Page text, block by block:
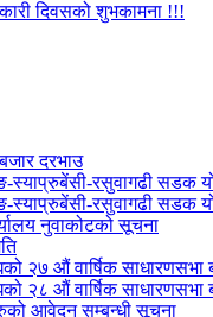
दिवसको शुभकामना !!!
दरभाउ
स्याप्रुबेंसी-रसुवागढी सडक
स्याप्रुबेंसी-रसुवागढी सडक
नुवाकोटको सूचना
२७ औं वार्षिक साधारणसभा
२८ औं वार्षिक साधारणसभा
आवेदन सम्बन्धी सूचना